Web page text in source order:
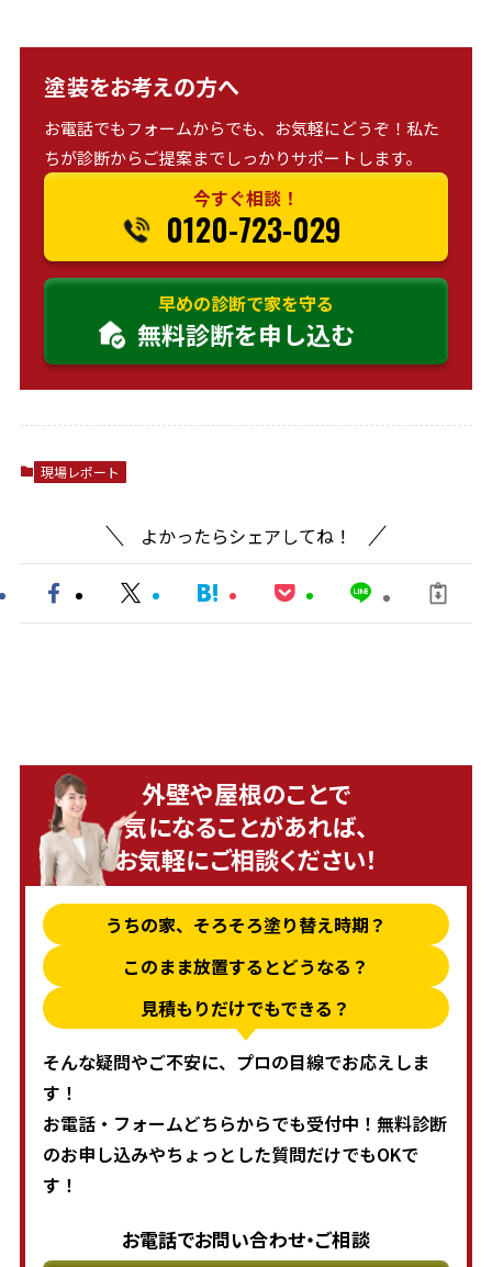
塗装をお考えの方へ
お電話でもフォームからでも、お気軽にどうぞ！私た
ちが診断からご提案までしっかりサポートします。
今すぐ相談！
0120-723-029
早めの診断で家を守る
無料診断を申し込む
現場レポート
よかったらシェアしてね！
外壁や屋根のことで
気になることがあれば、
お気軽にご相談ください！
うちの家、そろそろ塗り替え時期？
このまま放置するとどうなる？
見積もりだけでもできる？
そんな疑問やご不安に、プロの目線でお応えしま
す！
お電話・フォームどちらからでも受付中！無料診断
のお申し込みやちょっとした質問だけでもOKで
す！
お電話でお問い合わせ・ご相談